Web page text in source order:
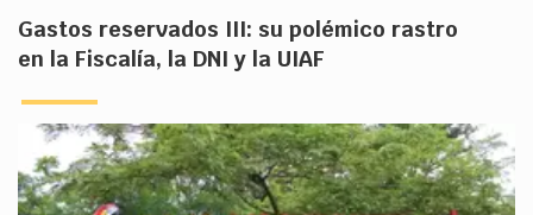
Gastos reservados III: su polémico rastro
en la Fiscalía, la DNI y la UIAF